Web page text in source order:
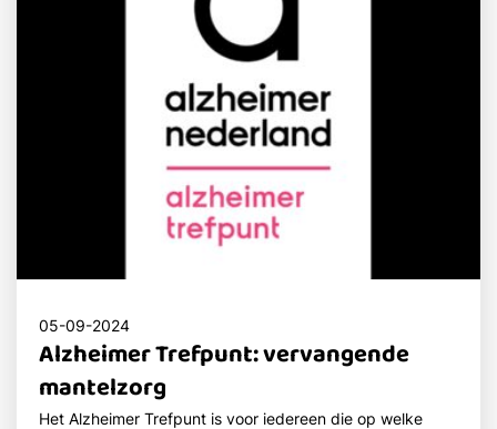
05-09-2024
Alzheimer Trefpunt: vervangende
mantelzorg
Het Alzheimer Trefpunt is voor iedereen die op welke